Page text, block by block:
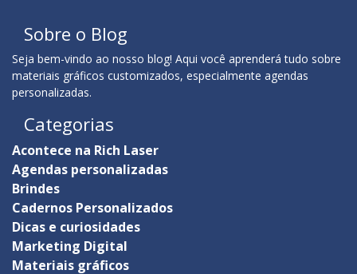
Sobre o Blog
Seja bem-vindo ao nosso blog! Aqui você aprenderá tudo sobre
materiais gráficos customizados, especialmente agendas
personalizadas.
Categorias
Acontece na Rich Laser
Agendas personalizadas
Brindes
Cadernos Personalizados
Dicas e curiosidades
Marketing Digital
Materiais gráficos